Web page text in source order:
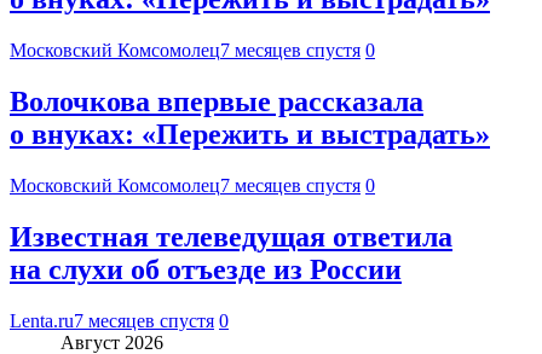
Московский Комсомолец7 месяцев спустя 0
Волочкова впервые рассказала
о внуках: «Пережить и выстрадать»
Московский Комсомолец7 месяцев спустя 0
Известная телеведущая ответила
на слухи об отъезде из России
Lenta.ru7 месяцев спустя 0
Август 2026